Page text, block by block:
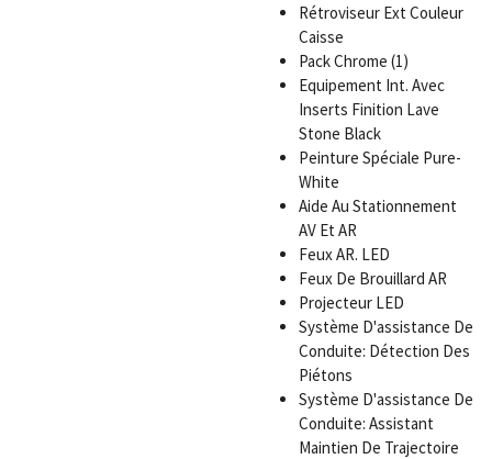
Rétroviseur Ext Couleur
Caisse
Pack Chrome (1)
Equipement Int. Avec
Inserts Finition Lave
Stone Black
Peinture Spéciale Pure-
White
Aide Au Stationnement
AV Et AR
Feux AR. LED
Feux De Brouillard AR
Projecteur LED
Système D'assistance De
Conduite: Détection Des
Piétons
Système D'assistance De
Conduite: Assistant
Maintien De Trajectoire